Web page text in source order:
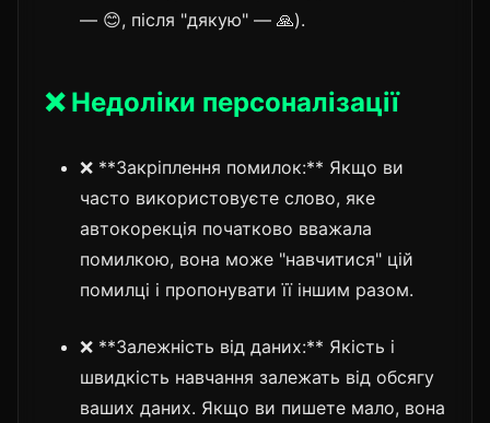
— 😊, після "дякую" — 🙏).
❌ Недоліки персоналізації
❌ **Закріплення помилок:** Якщо ви
часто використовуєте слово, яке
автокорекція початково вважала
помилкою, вона може "навчитися" цій
помилці і пропонувати її іншим разом.
❌ **Залежність від даних:** Якість і
швидкість навчання залежать від обсягу
ваших даних. Якщо ви пишете мало, вона